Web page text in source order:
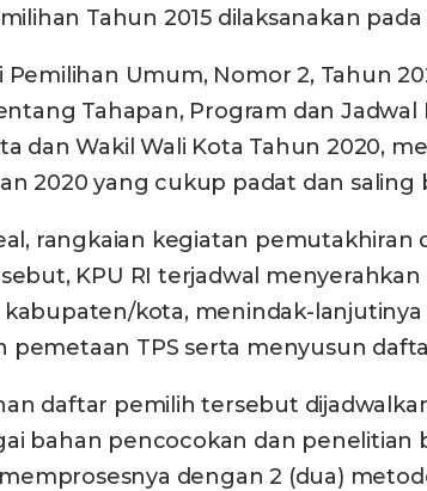
Tahun 2015 dilaksanakan
Pemilihan Umum, Nomor 2, Tahun
Tahapan, Program dan
dan Wakil Wali Kota Tahun 2020,
2020 yang cukup padat dan saling
rangkaian kegiatan
KPU RI terjadwal
kabupaten/kota, menindak-
pemetaan TPS serta menyusun
daftar pemilih tersebut
bahan pencocokan dan penelitian
dengan 2 (dua)